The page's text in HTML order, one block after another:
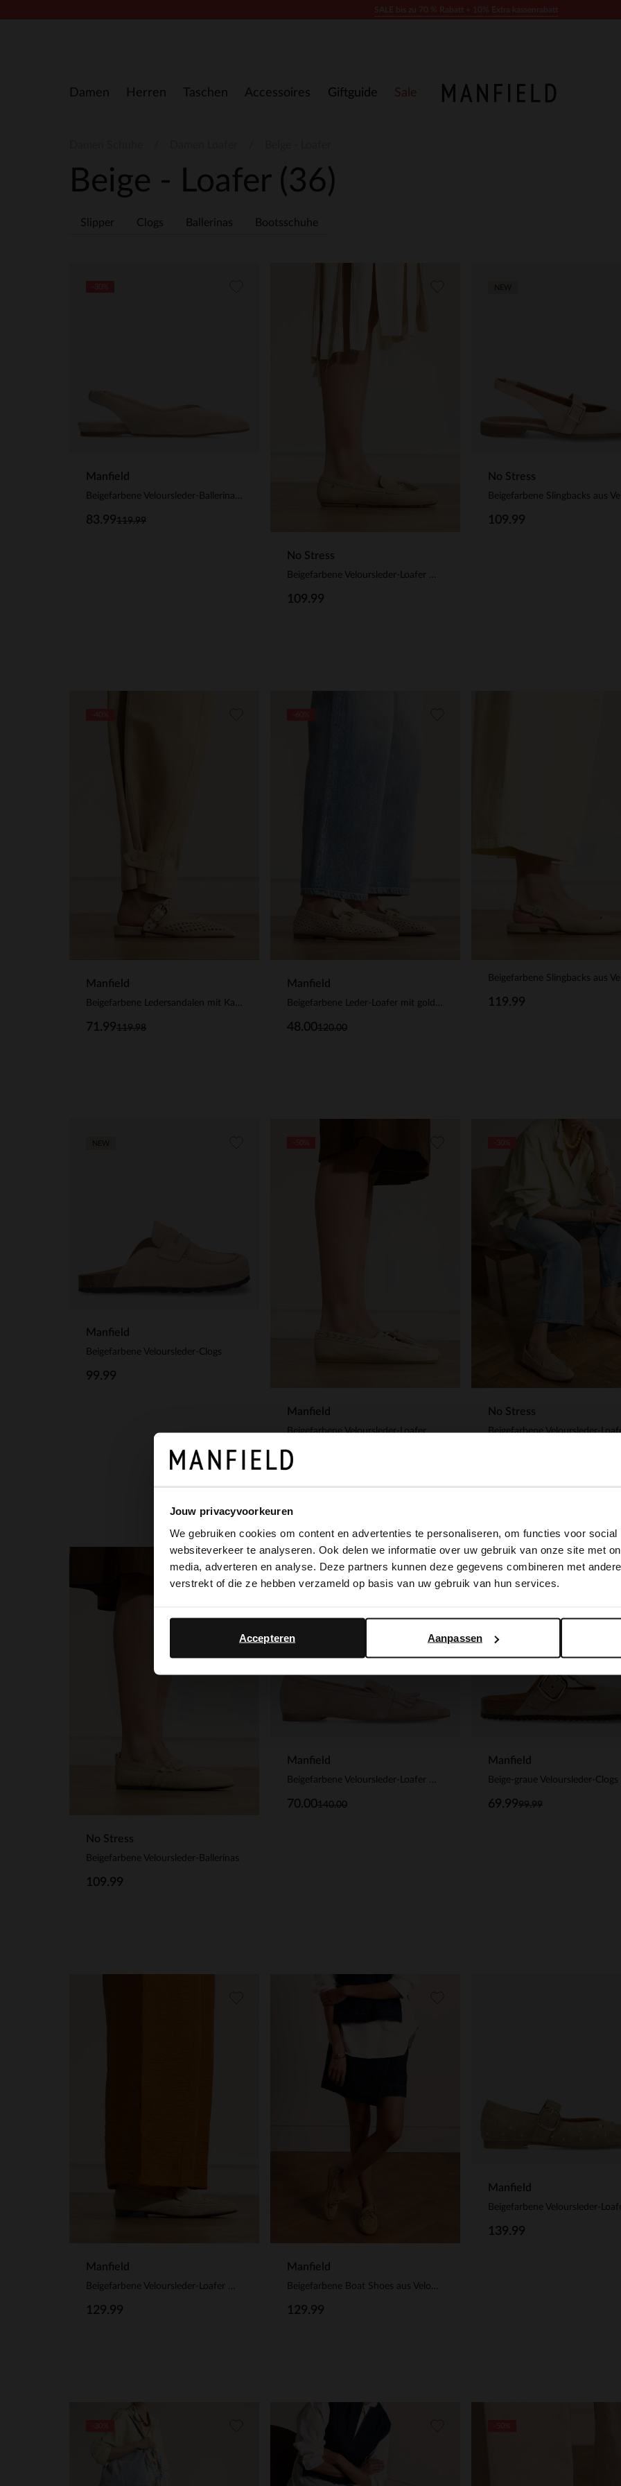
Jouw privacyvoorkeuren
We gebruiken cookies om content en advertenties te personaliseren, om functies voor
websiteverkeer te analyseren. Ook delen we informatie over uw gebruik van onze site met
media, adverteren en analyse. Deze partners kunnen deze gegevens combineren met
verstrekt of die ze hebben verzameld op basis van uw gebruik van hun services.
Aanpassen
Accepteren
Damen Herren Taschen Accessoires Giftguide Sale
Beige - Loafer (36)
Slipper Clogs Ballerinas Bootsschuhe
Manfield
Beigefarbene Veloursleder-Ballerinas mit Knöchelriemchen
119.99
83.99
No Stress
109.99
No Stress
109.99
Manfield
Beigefarbene Ledersandalen mit Karo-Details
119.98
71.99
Manfield
Beigefarbene Leder-Loafer mit goldfarbener Kette
120.00
48.00
119.99
Manfield
Beigefarbene Veloursleder-Clogs
99.99
Manfield
Beigefarbene Veloursleder-Loafer mit Quaste
55.00
No Stress
Beigefarbene Veloursleder-
No Stress
Beigefarbene Veloursleder-Ballerinas
109.99
Manfield
140.00
70.00
-50%
Manfield
Beige-graue Veloursleder-Clogs
99.99
69.99
-30%
Manfield
Beigefarbene Veloursleder-Loafer mit goldfarbenen Nieten
129.99
Manfield
Beigefarbene Boat Shoes aus Veloursleder
129.99
Manfield
139.99
It looks like your language isn't Dutch. Would you like to